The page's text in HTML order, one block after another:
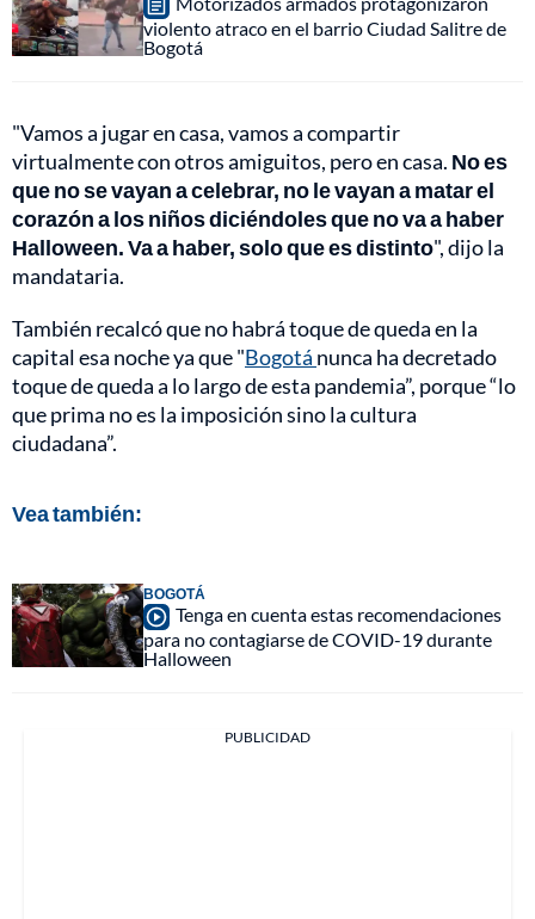
violento atraco en el barrio Ciudad Salitre de
Bogotá
"Vamos a jugar en casa, vamos a compartir
virtualmente con otros amiguitos, pero en casa. No es
que no se vayan a celebrar, no le vayan a matar el
corazón a los niños diciéndoles que no va a haber
Halloween. Va a haber, solo que es distinto", dijo la
mandataria.
También recalcó que no habrá toque de queda en la
capital esa noche ya que "Bogotá nunca ha decretado
toque de queda a lo largo de esta pandemia”, porque “lo
que prima no es la imposición sino la cultura
ciudadana”.
Vea también:
BOGOTÁ
Tenga en cuenta estas recomendaciones
para no contagiarse de COVID-19 durante
Halloween
PUBLICIDAD